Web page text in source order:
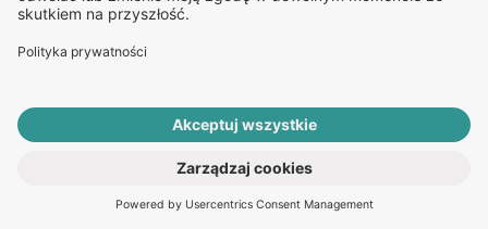
ROZPOCZNIJ E-KONSULTACJĘ
Dławica piersiowa – jak leczyć?
Bibliografia
2015, 153-155, 166–198.
wieńcowa – epidemiologia, diagnostyka, wybór